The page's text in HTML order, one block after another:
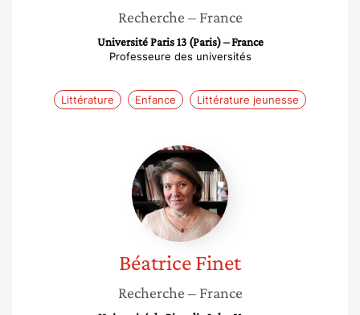
Recherche – France
Université Paris 13 (Paris) – France
Professeure des universités
Littérature Enfance Littérature jeunesse
Béatrice
Finet
BéatriceFinet
Recherche – France